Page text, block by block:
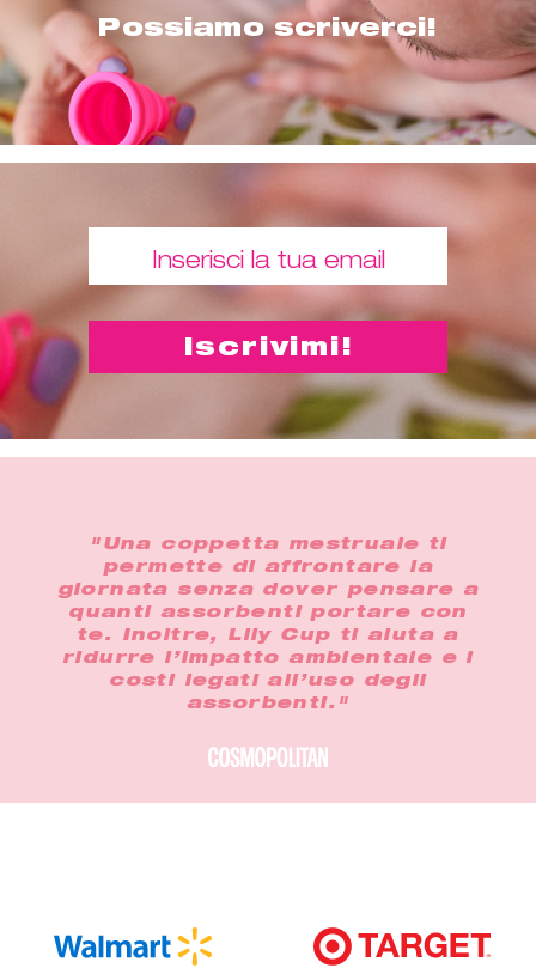
Possiamo scriverci!
"Una coppetta mestruale ti
permette di affrontare la
giornata senza dover pensare a
quanti assorbenti portare con
te. Inoltre, Lily Cup ti aiuta a
ridurre l’impatto ambientale e i
costi legati all’uso degli
assorbenti."